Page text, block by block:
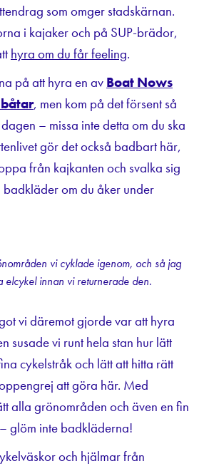
som omger stadskärnan.
i kajaker och på SUP-brädor,
hyra om du får feeling.
på att hyra en av Boat Nows
, men kom på det försent så
– missa inte detta om du ska
gör det också badbart här,
från kajkanten och svalka sig
badkläder om du åker under
vi cyklade igenom, och så jag
elcykel innan vi returnerade den.
vi däremot gjorde var att hyra
susade vi runt hela stan hur lätt
cykelstråk och lätt att hitta rätt
att göra här. Med
alla grönområden och även en fin
glöm inte badkläderna!
och hjälmar från